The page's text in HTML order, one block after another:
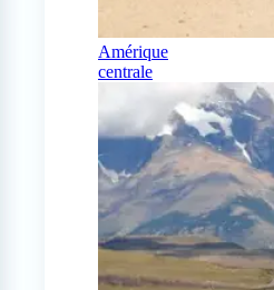
Amérique
centrale